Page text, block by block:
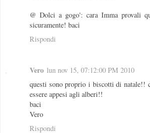
@ Dolci a gogo': cara Imma provali
sicuramente! baci
Rispondi
Vero lun nov 15, 07:12:00 PM 2010
questi sono proprio i biscotti di natale!!
essere appesi agli alberi!!
baci
Vero
Rispondi